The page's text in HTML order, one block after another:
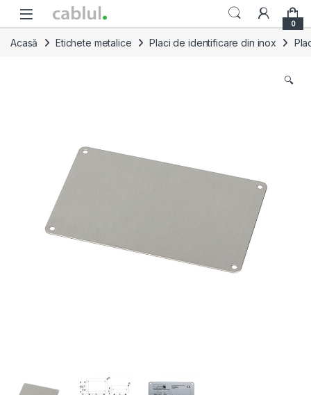
Skip to navigation
Skip to content
0
Acasă Etichete metalice Placi de identificare din inox
🔍